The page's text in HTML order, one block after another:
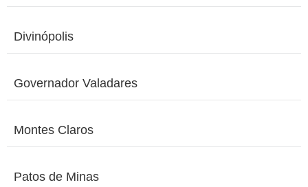
Divinópolis
Governador Valadares
Montes Claros
Patos de Minas